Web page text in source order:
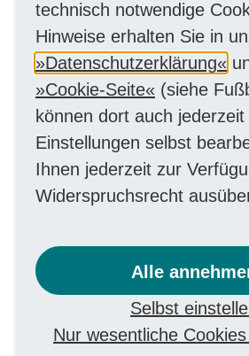
Prozessmanagement (m/
MitarbeiterIn kaufmännisch
Kreditorenbuchhalter für
Finanzbuchhalter (m/w/d)
Finanzen
als Netzführer
Leitstelle
Handwerk elektrotechnisch
technisch notwendige
Hinweise erhalten Sie in
Datenschutzerklärung
Cookie-Seite
(siehe
können dort auch
Einstellungen selbst
Ihnen jederzeit zur
Widerspruchsrecht
Alle
Selbst
Nur wesentliche